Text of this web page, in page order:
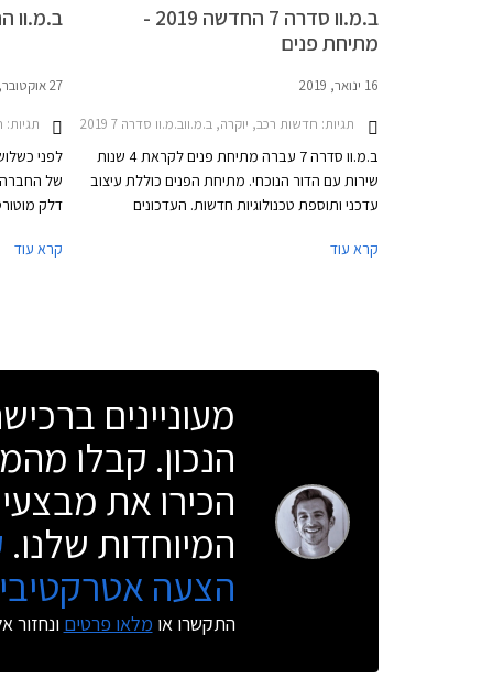
ב.מ.וו סדרה 7 החדשה 2019 -
מתיחת פנים
16 ינואר, 2019
תגיות: חדשות רכב, יוקרה, ב.מ.ווב.מ.וו סדרה 7 2015-2019
ב.מ.וו סדרה 7 עברה מתיחת פנים לקראת 4 שנות
שירות עם הדור הנוכחי. מתיחת הפנים כוללת עיצוב
עדכני ותוספת טכנולוגיות חדשות. העדכונים
כמו כן טוענת ב.מ.וו להפחתת מקדם הגרר בעזרת
קרא עוד
ב.מ.וו
27 אוקטובר, 2015
תגיות:
לפני
קרא עוד
מעוניינים
הנכון. קבלו
הכירו את
המיוחדות שלנו.
הצעה
התקשרו או מלאו פרטים ונחזור